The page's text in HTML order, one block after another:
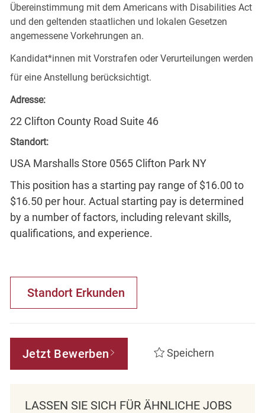
Übereinstimmung mit dem Americans with Disabilities Act
und den geltenden staatlichen und lokalen Gesetzen
angemessene Vorkehrungen an.
Kandidat*innen mit Vorstrafen oder Verurteilungen werden
für eine Anstellung berücksichtigt.
Adresse:
22 Clifton County Road Suite 46
Standort:
USA Marshalls Store 0565 Clifton Park NY
This position has a starting pay range of $16.00 to
$16.50 per hour. Actual starting pay is determined
by a number of factors, including relevant skills,
qualifications, and experience.
Standort Erkunden
Jetzt Bewerben Speichern
LASSEN SIE SICH FÜR ÄHNLICHE JOBS